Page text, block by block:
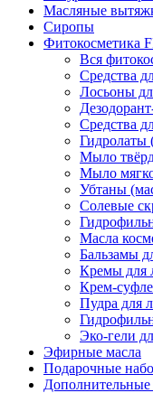
Масляные
Сиропы
Фитокосметика
Вся
Средства
Лосьоны
Средства
Гидролаты
Мыло
Мыло
Убтаны
Солевые
Масла
Бальзамы
Кремы для
Крем-суфле
Пудра для
Эко-гели
Эфирные масла
Подарочные